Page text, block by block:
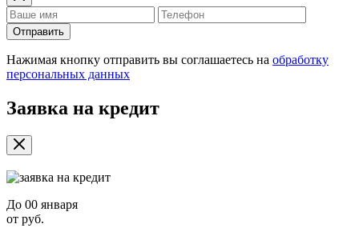
Отправить
Нажимая кнопку отправить вы соглашаетесь на обработку
персональных данных
Заявка на кредит
До 00 января
от руб.